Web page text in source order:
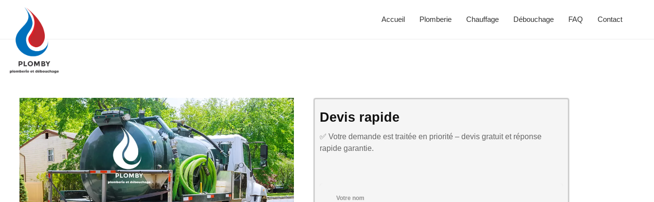
Accueil Plomberie Chauffage Débouchage FAQ Contact
Devis rapide
✅ Votre demande est traitée en priorité – devis gratuit et réponse
rapide garantie.
Votre nom